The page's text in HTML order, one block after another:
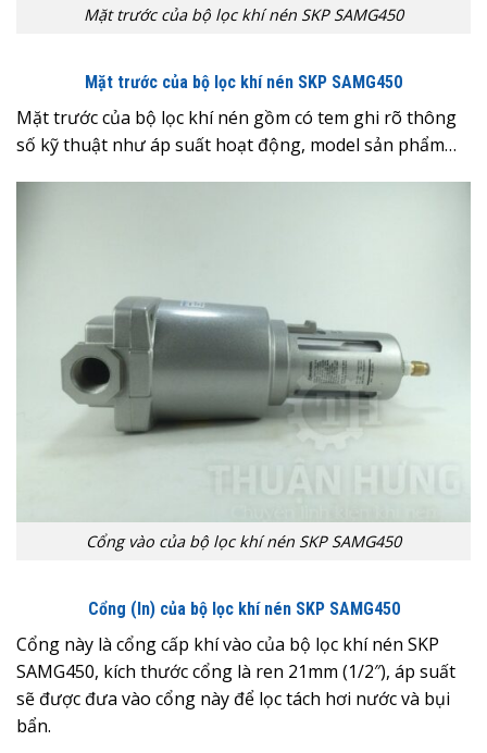
Mặt trước của bộ lọc khí nén SKP SAMG450
Mặt trước của bộ lọc khí nén SKP SAMG450
Mặt trước của bộ lọc khí nén gồm có tem ghi rõ thông
số kỹ thuật như áp suất hoạt động, model sản phẩm…
Cổng vào của bộ lọc khí nén SKP SAMG450
Cổng (In) của bộ lọc khí nén SKP SAMG450
Cổng này là cổng cấp khí vào của bộ lọc khí nén SKP
SAMG450, kích thước cổng là ren 21mm (1/2″), áp suất
sẽ được đưa vào cổng này để lọc tách hơi nước và bụi
bẩn.